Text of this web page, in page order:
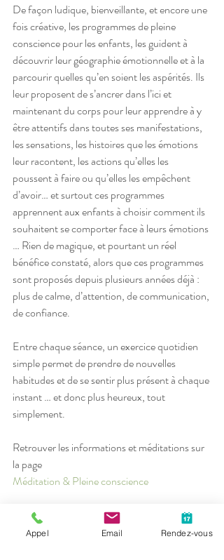
De façon ludique, bienveillante, et encore une
fois créative, les programmes de pleine
conscience pour les enfants, les guident à
découvrir leur géographie émotionnelle et à la
parcourir quelles qu’en soient les aspérités. Ils
leur proposent de s’ancrer dans l’ici et
maintenant du corps pour leur apprendre à y
être attentifs dans toutes ses manifestations,
les sensations, les histoires que les émotions
leur racontent, les actions qu’elles les
poussent à faire ou qu’elles les empêchent
d’avoir… et surtout ces programmes
apprennent aux enfants à choisir comment ils
souhaitent se comporter face à leurs émotions
… Rien de magique, et pourtant un réel
bénéfice constaté, alors que ces programmes
sont proposés depuis plusieurs années déjà :
plus de calme, d’attention, de communication,
de confiance.
Entre chaque séance, un exercice quotidien
simple permet de prendre de nouvelles
habitudes et de se sentir plus présent à chaque
instant … et donc plus heureux, tout
simplement.
Retrouver les informations et méditations sur
la page
Méditation & Pleine conscience
méditation enfants
pleine conscience
atelier enfant méditation
psychologie positive
Appel Email Rendez-vous